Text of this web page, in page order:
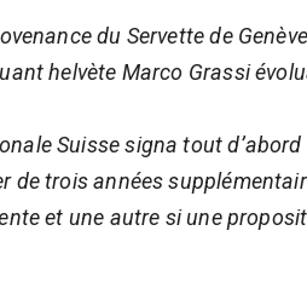
du Servette de
helvète Marco Grassi
Suisse signa tout
de trois années
et une autre si une